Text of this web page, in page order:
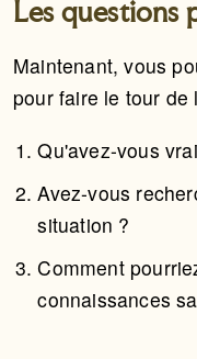
Les questions
Maintenant, vous
pour faire le tour de
Qu'avez-vous
Avez-vous
situation ?
Comment
connaissances